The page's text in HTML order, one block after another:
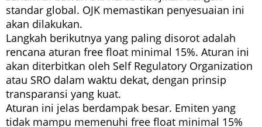
standar global. OJK memastikan penyesuaian ini
akan dilakukan.
Langkah berikutnya yang paling disorot adalah
rencana aturan free float minimal 15%. Aturan ini
akan diterbitkan oleh Self Regulatory Organization
atau SRO dalam waktu dekat, dengan prinsip
transparansi yang kuat.
Aturan ini jelas berdampak besar. Emiten yang
tidak mampu memenuhi free float minimal 15%